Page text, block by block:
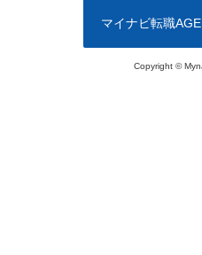
マイナビ転職
Copyright ©